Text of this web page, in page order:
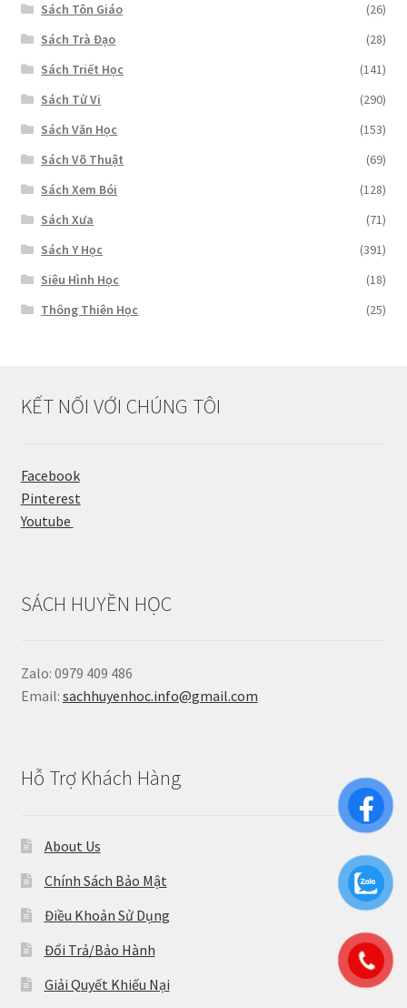
Sách Tôn Giáo
(26)
Sách Trà Đạo
(28)
Sách Triết Học
(141)
Sách Tử Vi
(290)
Sách Văn Học
(153)
Sách Võ Thuật
(69)
Sách Xem Bói
(128)
Sách Xưa
(71)
Sách Y Học
(391)
Siêu Hình Học
(18)
Thông Thiên Học
(25)
KẾT NỐI VỚI CHÚNG TÔI
Facebook
Pinterest
Youtube
SÁCH HUYỀN HỌC
Zalo: 0979 409 486
Email: sachhuyenhoc.info@gmail.com
Hỗ Trợ Khách Hàng
About Us
Chính Sách Bảo Mật
Điều Khoản Sử Dụng
Đổi Trả/Bảo Hành
Giải Quyết Khiếu Nại